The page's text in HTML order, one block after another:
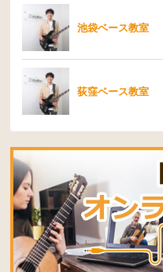
池袋ベース教室
荻窪ベース教室